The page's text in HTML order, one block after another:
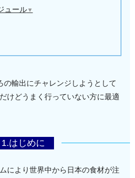
な書類
ュール▼
17:00の場合
10:00の場合
の輸出にチャレンジしようとして
けどうまく行っていない方に最適
はじめに
により世界中から日本の食材が注